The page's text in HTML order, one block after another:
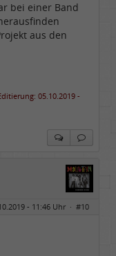
bei einer Band
aus den
05.10.2019 -
und Festhalle Ffm
- 11:46 Uhr · #10